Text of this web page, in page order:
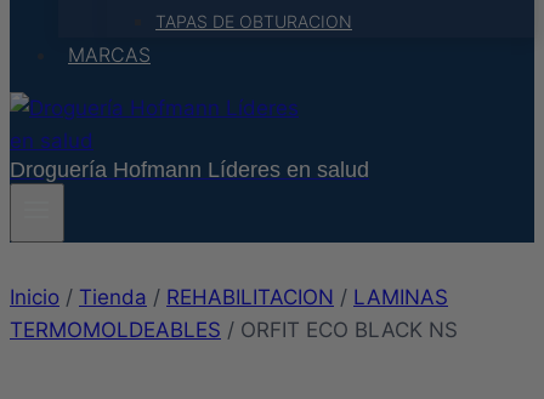
TAPAS DE OBTURACION
MARCAS
Droguería Hofmann Líderes en salud
Inicio / Tienda / REHABILITACION / LAMINAS
TERMOMOLDEABLES / ORFIT ECO BLACK NS